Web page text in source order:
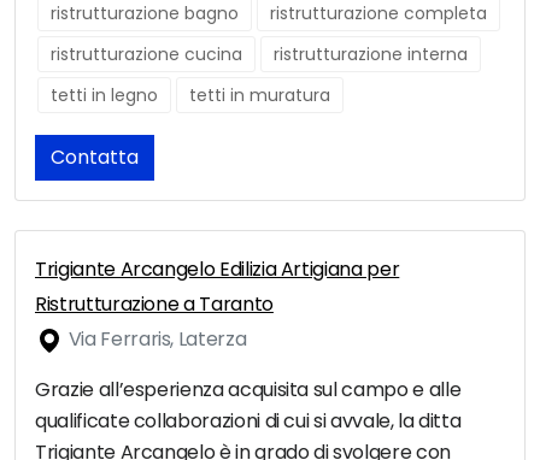
ristrutturazione bagno
ristrutturazione completa
ristrutturazione cucina
ristrutturazione interna
tetti in legno
tetti in muratura
Contatta
Trigiante Arcangelo Edilizia Artigiana per
Ristrutturazione a Taranto
Via Ferraris, Laterza
Grazie all’esperienza acquisita sul campo e alle
qualificate collaborazioni di cui si avvale, la ditta
Trigiante Arcangelo è in grado di svolgere con